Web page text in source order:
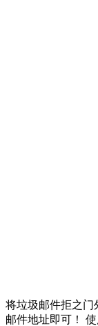
将垃圾邮件拒之门
邮件地址即可！